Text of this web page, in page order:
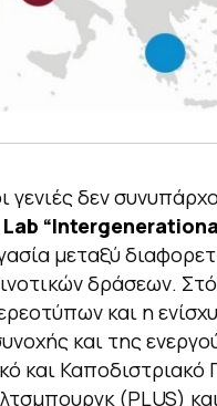
γενιές δεν
“
μεταξύ
δράσεων.
και η
και της
και Καποδιστριακό
(PLUS)